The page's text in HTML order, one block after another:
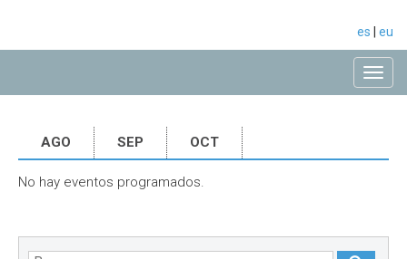
es eu
AGO SEP OCT
No hay eventos programados.